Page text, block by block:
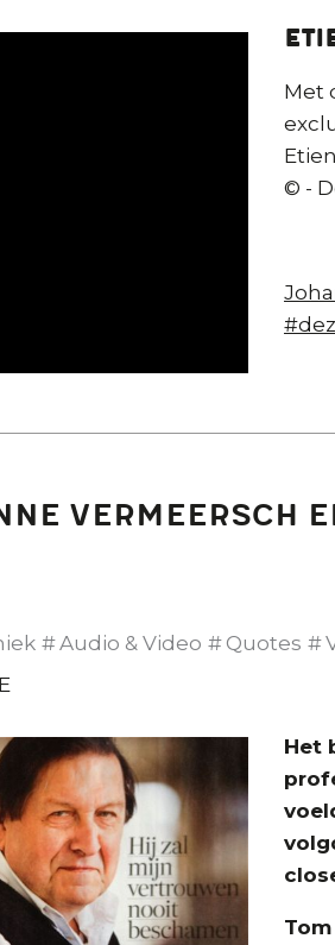
Met
© -
Vermeersch
Audio & Video Quotes
Het